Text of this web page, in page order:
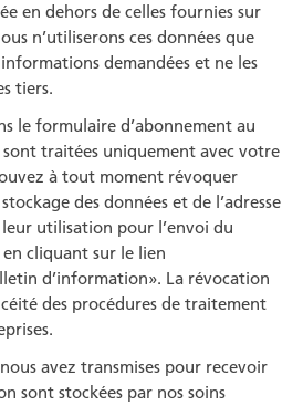
en dehors de celles fournies sur
n’utiliserons ces données que
demandées et ne les
tiers.
le formulaire d’abonnement au
traitées uniquement avec votre
à tout moment révoquer
des données et de l’adresse
utilisa­tion pour l’envoi du
cliquant sur le lien
d’information». La révocation
des procédures de traitement
avez transmises pour recevoir
sont stockées par nos soins